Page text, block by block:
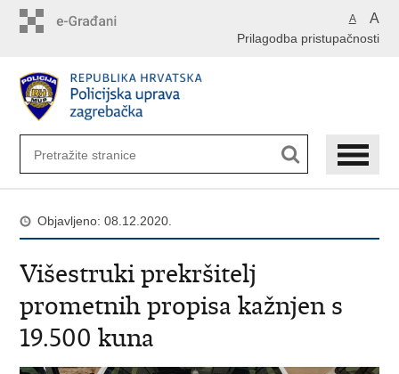
A A
Prilagodba pristupačnosti
Objavljeno: 08.12.2020.
Višestruki prekršitelj
prometnih propisa kažnjen s
19.500 kuna